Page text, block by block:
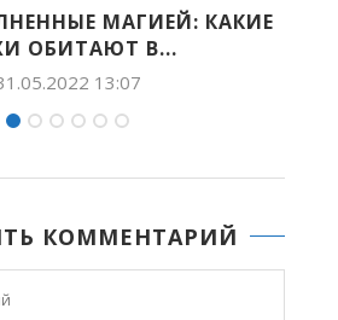
«ЮНОСТЬ СЕВЕРА: ARCTIC
УСТРАШАЮЩИЕ НА
КОММЕНТАРИЙ